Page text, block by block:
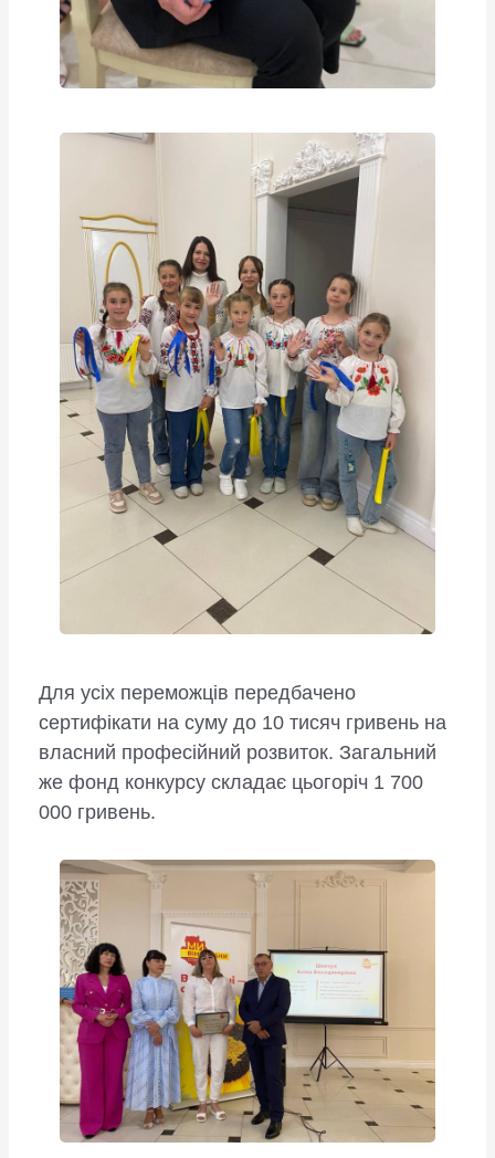
Для усіх переможців передбачено
сертифікати на суму до 10 тисяч гривень на
власний професійний розвиток. Загальний
же фонд конкурсу складає цьогоріч 1 700
000 гривень.